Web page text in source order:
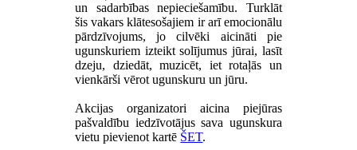
un sadarbības nepieciešamību. Turklāt
šis vakars klātesošajiem ir arī emocionālu
pārdzīvojums, jo cilvēki aicināti pie
ugunskuriem izteikt solījumus jūrai, lasīt
dzeju, dziedāt, muzicēt, iet rotaļās un
vienkārši vērot ugunskuru un jūru.
Akcijas organizatori aicina piejūras
pašvaldību iedzīvotājus sava ugunskura
vietu pievienot kartē ŠET.